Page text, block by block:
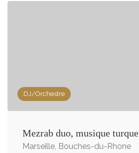
DJ/Orchestre
Mezrab duo, musique turque
Marseille, Bouches-du-Rhone